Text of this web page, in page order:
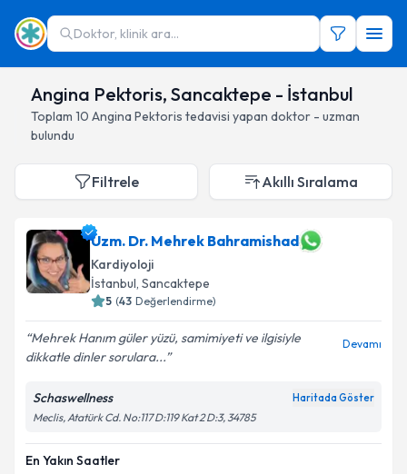
Doktor, klinik ara...
Angina Pektoris, Sancaktepe - İstanbul
Toplam 10 Angina Pektoris tedavisi yapan doktor - uzman
bulundu
Filtrele Akıllı Sıralama
Uzm. Dr. Mehrek Bahramishad
Kardiyoloji
İstanbul, Sancaktepe
5 (43 Değerlendirme)
Mehrek Hanım güler yüzü, samimiyeti ve ilgisiyle
dikkatle dinler sorulara...
Devamı
Schaswellness Haritada Göster
Meclis, Atatürk Cd. No:117 D:119 Kat 2 D:3, 34785
En Yakın Saatler